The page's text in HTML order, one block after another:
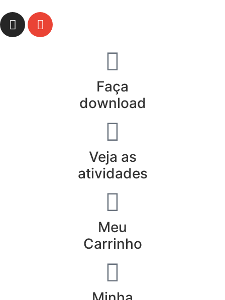
Faça
download
Veja as
atividades
Meu
Carrinho